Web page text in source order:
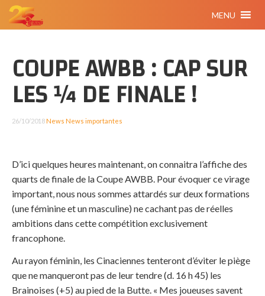
MENU
COUPE AWBB : CAP SUR
LES ¼ DE FINALE !
26/10/2018News News importantes
D’ici quelques heures maintenant, on connaitra l’affiche des
quarts de finale de la Coupe AWBB. Pour évoquer ce virage
important, nous nous sommes attardés sur deux formations
(une féminine et un masculine) ne cachant pas de réelles
ambitions dans cette compétition exclusivement
francophone.
Au rayon féminin, les Cinaciennes tenteront d’éviter le piège
que ne manqueront pas de leur tendre (d. 16 h 45) les
Brainoises (+5) au pied de la Butte. « Mes joueuses savent